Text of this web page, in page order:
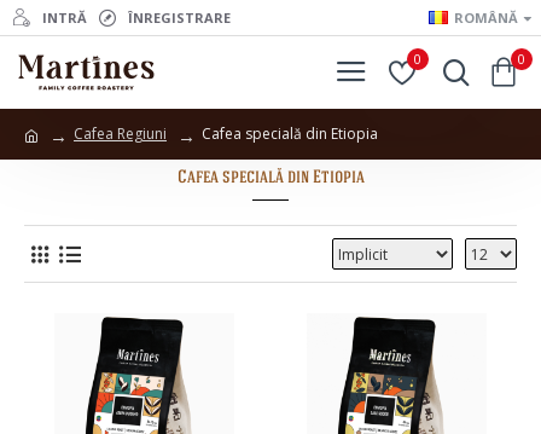
INTRĂ ÎNREGISTRARE ROMÂNĂ
0 0
Cafea Regiuni Cafea specială din Etiopia
Cafea specială din Etiopia